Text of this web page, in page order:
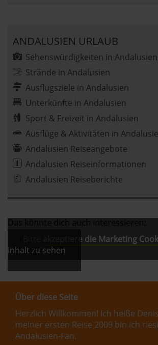
ANDALUSIEN URLAUB
Sehenswürdigkeiten in Andalusien
Strände in Andalusien
Ausflugsziele in Andalusien
Unterkünfte in Andalusien
Sport & Freizeit in Andalusien
Ausflüge & Aktivitäten in
Andalusien Reiseangebote
Andalusien Reiseinformationen
Andalusien Reiseberichte
akzeptiere die Marketing
Inhalt zu sehen
Über diese Seite
Herzlich Willkommen! Ich heiße
meiner ersten Reise 2009 bin ich
Andalusien-Fan.